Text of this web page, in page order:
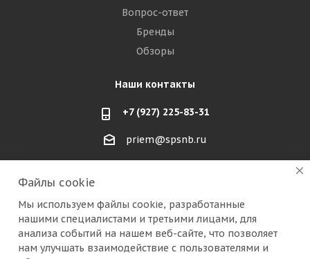
Вопрос-ответ
Бренды
Обзоры
Наши контакты
+7 (927) 225-83-31
priem@spsnb.ru
г. Александров (Владимирская область)
г. Москва (радио рынок "Митино")
Файлы cookie
Мы используем файлы cookie, разработанные
нашими специалистами и третьими лицами, для
анализа событий на нашем веб-сайте, что позволяет
нам улучшать взаимодействие с пользователями и